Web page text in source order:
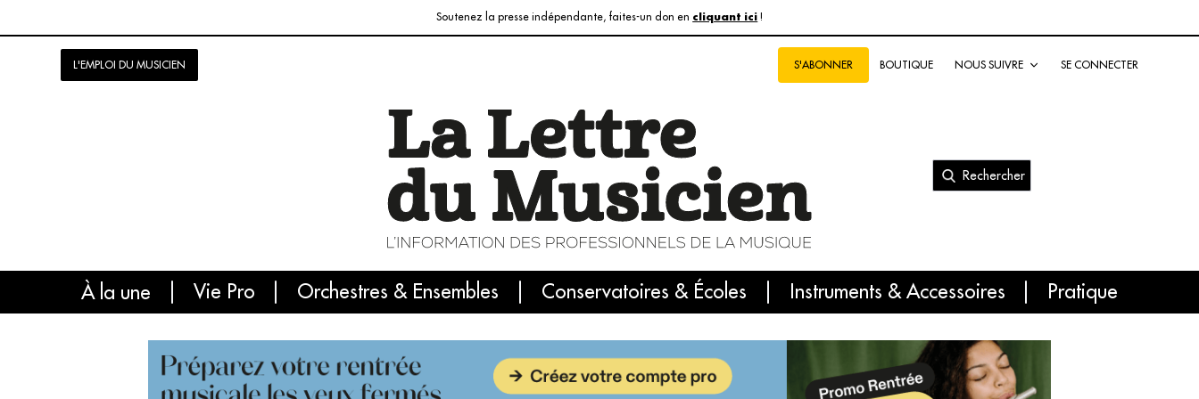
Soutenez la presse indépendante, faites-un don en cliquant ici !
L'EMPLOI DU MUSICIEN S'ABONNER BOUTIQUE NOUS SUIVRE SE CONNECTER
Rechercher
À la une Vie Pro Orchestres & Ensembles Conservatoires & Écoles Instruments & Accessoires Pratique
L'info du jour Le numéro du mois International